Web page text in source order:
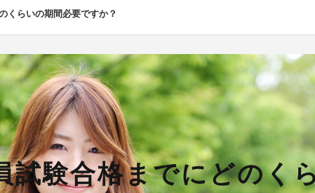
くらいの期間必要ですか？
試験合格までにどのく